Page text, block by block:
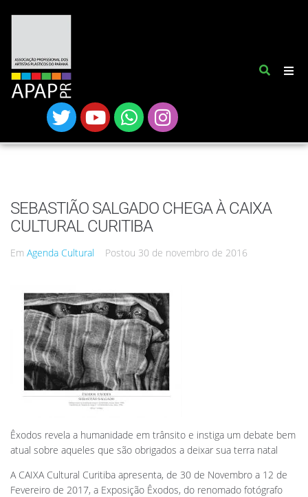
SEBASTIÃO SALGADO CHEGA À CAIXA
CULTURAL CURITIBA
Em Agenda Cultural Postou 30 de novembro de 2016
Êxodos revela a humanidade em trânsito e instiga um debate bem
atual sobre aqueles que são obrigados a deixar sua terra natal
A CAIXA Cultural Curitiba apresenta, de 30 de Novembro a 12 de
Fevereiro de 2017, a Exposição Êxodos, do renomado fotógrafo